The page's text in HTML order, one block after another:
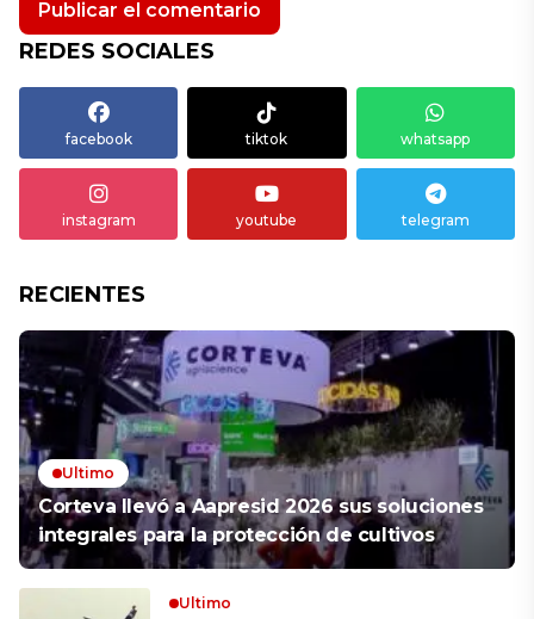
REDES SOCIALES
facebook tiktok whatsapp
instagram youtube telegram
RECIENTES
Ultimo
Corteva llevó a Aapresid 2026 sus soluciones
integrales para la protección de cultivos
Ultimo